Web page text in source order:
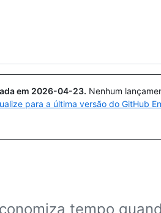
em 2026-04-23. Nenhum
para a última versão do GitHub
tempo